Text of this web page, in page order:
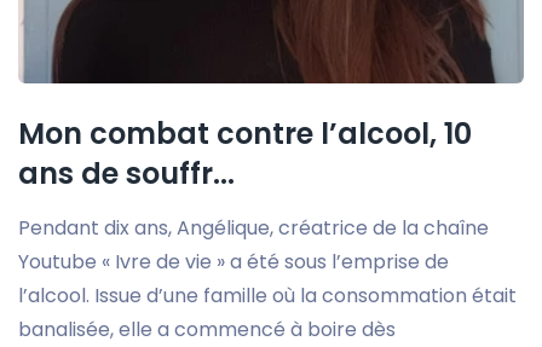
Mon combat contre l’alcool, 10
ans de souffr...
Pendant dix ans, Angélique, créatrice de la chaîne
Youtube « Ivre de vie » a été sous l’emprise de
l’alcool. Issue d’une famille où la consommation était
banalisée, elle a commencé à boire dès